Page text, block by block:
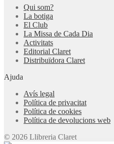
Qui som?
La botiga
El Club
La Missa de Cada Dia
Activitats
Editorial Claret
Distribuïdora Claret
Ajuda
Avís legal
Política de privacitat
Política de cookies
Política de devolucions web
© 2026 Llibreria Claret